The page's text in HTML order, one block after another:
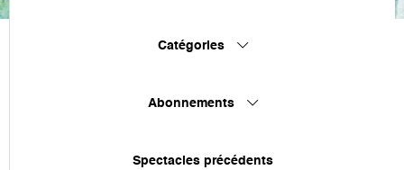
Catégories
Abonnements
Spectacles précédents